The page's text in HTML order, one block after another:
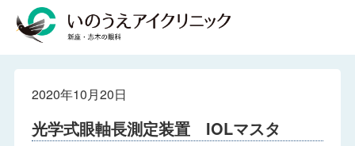
2020年10月20日
光学式眼軸長測定装置 IOLマスタ